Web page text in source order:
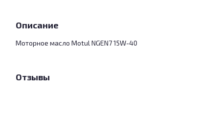
Описание
Моторное масло Motul NGEN7 15W-40
Отзывы